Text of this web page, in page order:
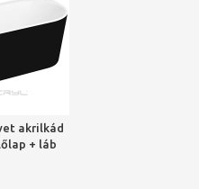
is.
kádra,
akrilkád
+ láb